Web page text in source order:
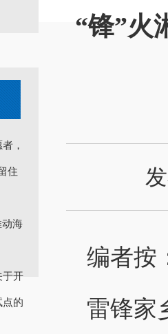
，
住
动海
于开
点的
“锋”火
编者按
雷锋家